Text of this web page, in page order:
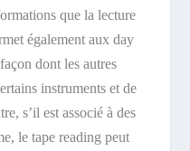
que la lecture
également aux day
dont les autres
instruments et de
s’il est associé à des
le tape reading peut